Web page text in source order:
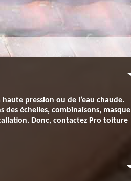
pression ou de l’eau chaude.
échelles, combinaisons, masque
Donc, contactez Pro toiture